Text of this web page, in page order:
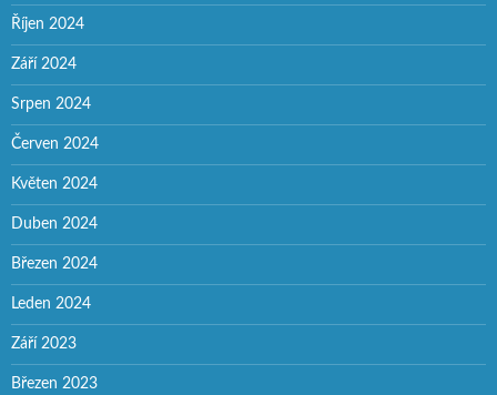
Říjen 2024
Září 2024
Srpen 2024
Červen 2024
Květen 2024
Duben 2024
Březen 2024
Leden 2024
Září 2023
Březen 2023